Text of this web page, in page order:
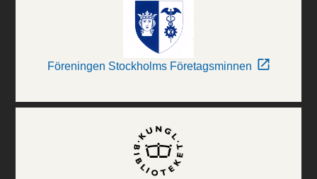
Föreningen Stockholms Företagsminnen